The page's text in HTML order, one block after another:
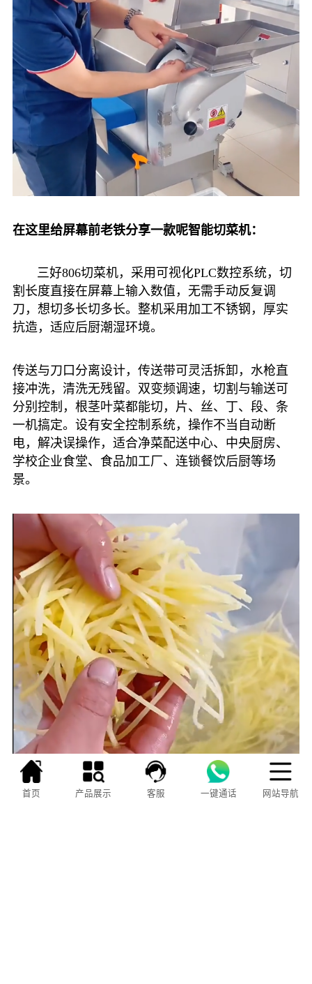
在这里给屏幕前老铁分享一款呢智能切菜机：
三好806切菜机，采用可视化PLC数控系统，切
割长度直接在屏幕上输入数值，无需手动反复调
刀，想切多长切多长。整机采用加工不锈钢，厚实
抗造，适应后厨潮湿环境。
传送与刀口分离设计，传送带可灵活拆卸，水枪直
接冲洗，清洗无残留。双变频调速，切割与输送可
分别控制，根茎叶菜都能切，片、丝、丁、段、条
一机搞定。设有安全控制系统，操作不当自动断
电，解决误操作，适合净菜配送中心、中央厨房、
学校企业食堂、食品加工厂、连锁餐饮后厨等场
景。
首页 产品展示 客服 一键通话 网站导航